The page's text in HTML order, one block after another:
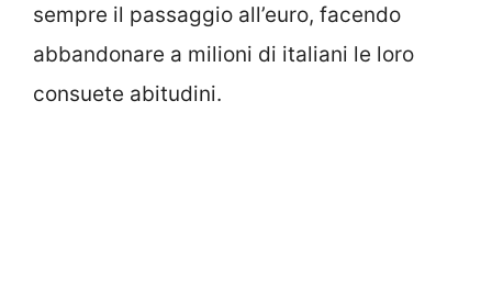
sempre il passaggio all’euro, facendo
abbandonare a milioni di italiani le loro
consuete abitudini.